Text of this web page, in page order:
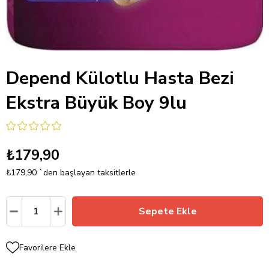
Depend Külotlu Hasta Bezi
Ekstra Büyük Boy 9lu
₺179,90
₺179,90 `den başlayan taksitlerle
Favorilere Ekle